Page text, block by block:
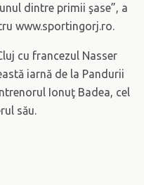
dintre primii şase”, a
www.sportingorj.ro.
cu francezul Nasser
iarnă de la Pandurii
Ionuţ Badea, cel
său.